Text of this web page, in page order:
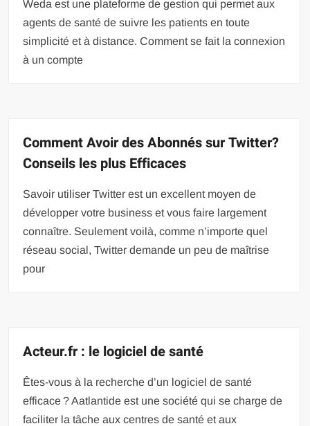
Weda est une plateforme de gestion qui permet aux
agents de santé de suivre les patients en toute
simplicité et à distance. Comment se fait la connexion
à un compte
Comment Avoir des Abonnés sur Twitter?
Conseils les plus Efficaces
Savoir utiliser Twitter est un excellent moyen de
développer votre business et vous faire largement
connaître. Seulement voilà, comme n’importe quel
réseau social, Twitter demande un peu de maîtrise
pour
Acteur.fr : le logiciel de santé
Êtes-vous à la recherche d’un logiciel de santé
efficace ? Aatlantide est une société qui se charge de
faciliter la tâche aux centres de santé et aux